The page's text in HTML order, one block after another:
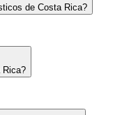
de Costa Rica?
Rica?